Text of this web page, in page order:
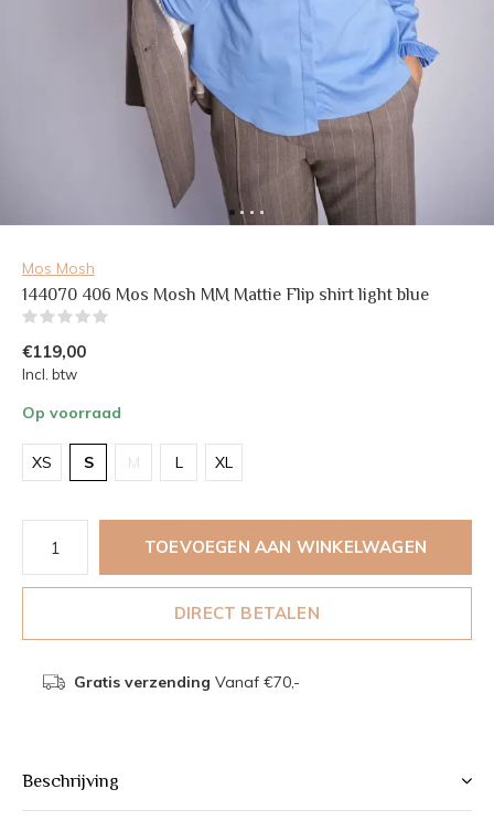
Mos Mosh
144070 406 Mos Mosh MM Mattie Flip shirt light blue
€119,00
Incl. btw
Op voorraad
XS S M L XL
TOEVOEGEN AAN WINKELWAGEN
DIRECT BETALEN
Gratis verzending Vanaf €70,-
Beschrijving